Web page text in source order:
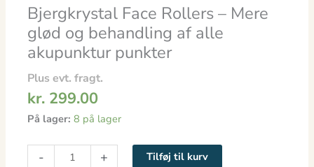
Bjergkrystal Face Rollers – Mere
glød og behandling af alle
akupunktur punkter
Plus evt. fragt.
kr. 299.00
På lager: 8 på lager
-
af
alle
akupunktur
punkter
antal
+ Tilføj til kurv